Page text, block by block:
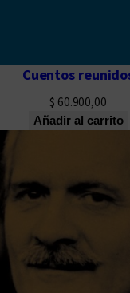
Cuentos
$ 60.900,00
Añadir al carrito